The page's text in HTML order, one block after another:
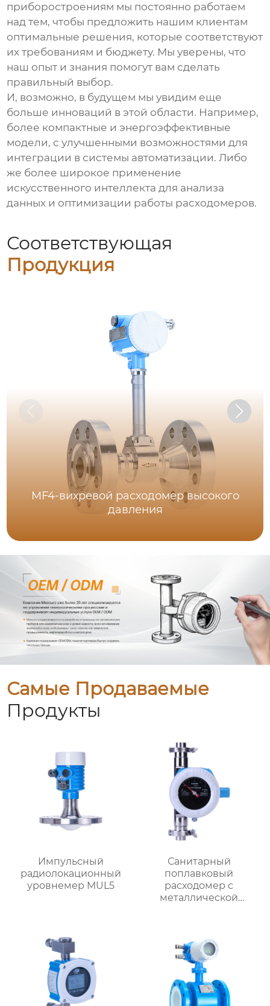
приборостроениям мы постоянно работаем
над тем, чтобы предложить нашим клиентам
оптимальные решения, которые соответствуют
их требованиям и бюджету. Мы уверены, что
наш опыт и знания помогут вам сделать
правильный выбор.
И, возможно, в будущем мы увидим еще
больше инноваций в этой области. Например,
более компактные и энергоэффективные
модели, с улучшенными возможностями для
интеграции в системы автоматизации. Либо
же более широкое применение
искусственного интеллекта для анализа
данных и оптимизации работы расходомеров.
Соответствующая
Продукция
MF4-вихревой расходомер высокого
давления
Самые Продаваемые
Продукты
Импульсный
радиолокационный
уровнемер MUL5
Санитарный
поплавковый
расходомер с
металлической